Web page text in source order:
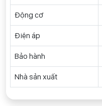
Động cơ
Điện áp
Bảo hành
Nhà sản xuất